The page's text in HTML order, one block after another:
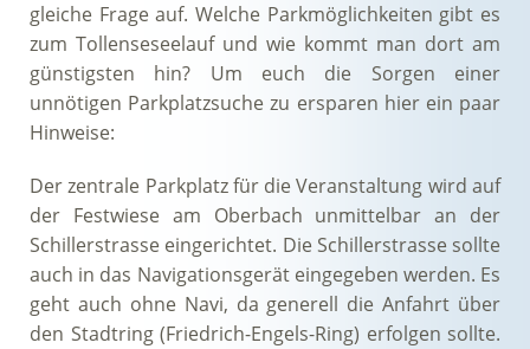
gleiche Frage auf. Welche Parkmöglichkeiten gibt es
zum Tollenseseelauf und wie kommt man dort am
günstigsten hin? Um euch die Sorgen einer
unnötigen Parkplatzsuche zu ersparen hier ein paar
Hinweise:
Der zentrale Parkplatz für die Veranstaltung wird auf
der Festwiese am Oberbach unmittelbar an der
Schillerstrasse eingerichtet. Die Schillerstrasse sollte
auch in das Navigationsgerät eingegeben werden. Es
geht auch ohne Navi, da generell die Anfahrt über
den Stadtring (Friedrich-Engels-Ring) erfolgen sollte.